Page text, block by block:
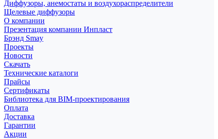
Диффузоры, анемостаты и воздухораспределители
Щелевые диффузоры
О компании
Презентация компании Инпласт
Брэнд Smay
Проекты
Новости
Скачать
Технические каталоги
Прайсы
Сертификаты
Библиотека для BIM-проектирования
Оплата
Доставка
Гарантии
Акции